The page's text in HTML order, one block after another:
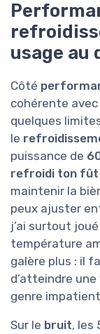
usage au
Côté
cohérente avec
quelques
le
puissance de
refroidi ton fût
maintenir la
peux ajuster
j’ai surtout
température
galère plus : il
d’atteindre
genre
Sur le bruit, les